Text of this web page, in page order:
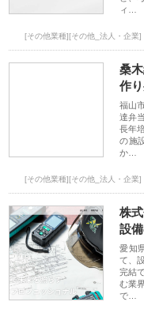
ィ…
[その他業種][その他_法人・企業]
桑
作
福山
達弁
長年
の施
か…
[その他業種][その他_法人・企業]
株
設
愛知
て、
完結
む業
で…